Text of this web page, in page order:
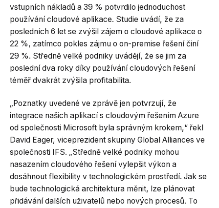
vstupních nákladů a 39 % potvrdilo jednoduchost
používání cloudové aplikace. Studie uvádí, že za
posledních 6 let se zvýšil zájem o cloudové aplikace o
22 %, zatímco pokles zájmu o on-premise řešení činí
29 %. Středně velké podniky uvádějí, že se jim za
poslední dva roky díky používání cloudových řešení
téměř dvakrát zvýšila profitabilita.
„Poznatky uvedené ve zprávě jen potvrzují, že
integrace našich aplikací s cloudovým řešením Azure
od společnosti Microsoft byla správným krokem,“ řekl
David Eager, viceprezident skupiny Global Alliances ve
společnosti IFS. „Středně velké podniky mohou
nasazením cloudového řešení vylepšit výkon a
dosáhnout flexibility v technologickém prostředí. Jak se
bude technologická architektura měnit, lze plánovat
přidávání dalších uživatelů nebo nových procesů. To